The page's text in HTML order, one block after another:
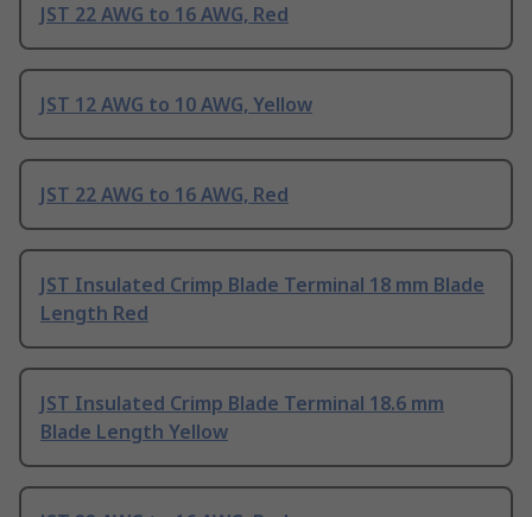
JST 22 AWG to 16 AWG, Red
JST 12 AWG to 10 AWG, Yellow
JST 22 AWG to 16 AWG, Red
JST Insulated Crimp Blade Terminal 18 mm Blade
Length Red
JST Insulated Crimp Blade Terminal 18.6 mm
Blade Length Yellow